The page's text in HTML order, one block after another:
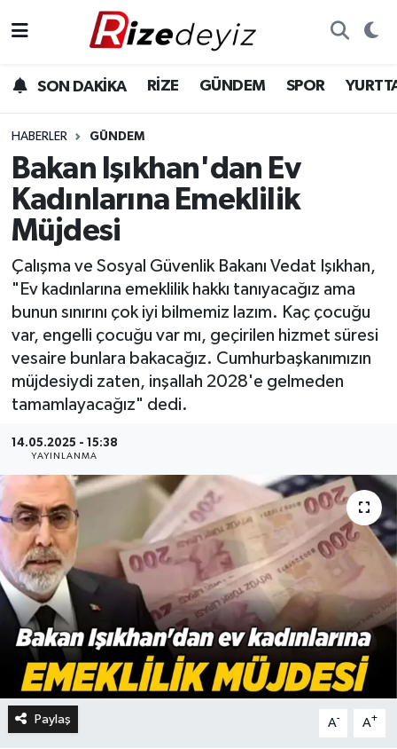
SON DAKİKA RİZE GÜNDEM SPOR
HABERLER GÜNDEM
Bakan Işıkhan'dan Ev
Kadınlarına Emeklilik
Müjdesi
Çalışma ve Sosyal Güvenlik Bakanı Vedat Işıkhan,
"Ev kadınlarına emeklilik hakkı tanıyacağız ama
bunun sınırını çok iyi bilmemiz lazım. Kaç çocuğu
var, engelli çocuğu var mı, geçirilen hizmet süresi
vesaire bunlara bakacağız. Cumhurbaşkanımızın
müjdesiydi zaten, inşallah 2028'e gelmeden
tamamlayacağız" dedi.
14.05.2025 - 15:38
YAYINLANMA
Paylaş A- A+
Gündem
Yurttan Haberler
Ekonomi
Teknoloji
Sağlık
Rize Hava Durumu
Rize Trafik Yoğunluk Haritası
Süper Lig Puan Durumu ve Fikstür
Tüm Manşetler
Son Dakika Haberleri
Haber Arşivi